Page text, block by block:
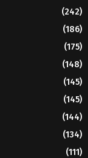
(242)
(186)
(175)
(148)
(145)
(145)
(144)
(134)
(111)